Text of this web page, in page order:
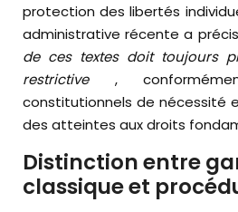
protection des libertés
administrative récente a
de ces textes doit toujours
restrictive ,
constitutionnels de nécessité
des atteintes aux droits
Distinction entre
classique et